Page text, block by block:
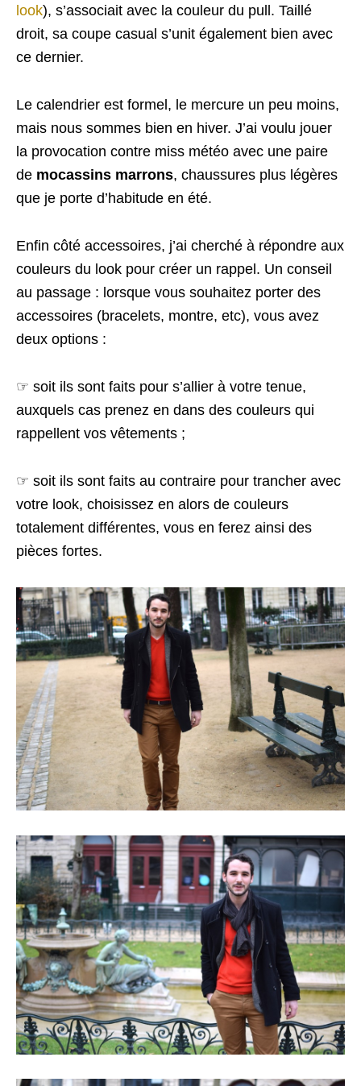
look), s’associait avec la couleur du pull. Taillé
droit, sa coupe casual s’unit également bien avec
ce dernier.
Le calendrier est formel, le mercure un peu moins,
mais nous sommes bien en hiver. J’ai voulu jouer
la provocation contre miss météo avec une paire
de mocassins marrons, chaussures plus légères
que je porte d’habitude en été.
Enfin côté accessoires, j’ai cherché à répondre aux
couleurs du look pour créer un rappel. Un conseil
au passage : lorsque vous souhaitez porter des
accessoires (bracelets, montre, etc), vous avez
deux options :
☞ soit ils sont faits pour s’allier à votre tenue,
auxquels cas prenez en dans des couleurs qui
rappellent vos vêtements ;
☞ soit ils sont faits au contraire pour trancher avec
votre look, choisissez en alors de couleurs
totalement différentes, vous en ferez ainsi des
pièces fortes.